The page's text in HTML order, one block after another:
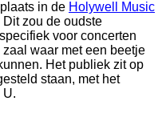
in de Holywell Music
Dit zou de oudste
voor concerten
waar met een beetje
Het publiek zit op
staan, met het
U.